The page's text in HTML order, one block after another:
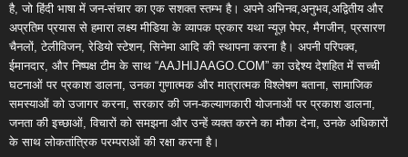
है, जो हिंदी भाषा में जन-संचार का एक सशक्त स्तम्भ है। अपने अभिनव,अनुभव,अद्वितीय और
अप्रतिम प्रयास से हमारा लक्ष्य मीडिया के व्यापक प्रकार यथा न्यूज़ पेपर, मैगजीन, प्रसारण
चैनलों, टेलीविजन, रेडियो स्टेशन, सिनेमा आदि की स्थापना करना है। अपनी परिपक्व,
ईमानदार, और निष्पक्ष टीम के साथ “AAJHIJAAGO.COM” का उद्देश्य देशहित में सच्ची
घटनाओं पर प्रकाश डालना, उनका गुणात्मक और मात्रात्मक विश्लेषण बताना, सामाजिक
समस्याओं को उजागर करना, सरकार की जन-कल्याणकारी योजनाओं पर प्रकाश डालना,
जनता की इच्छाओं, विचारों को समझना और उन्हें व्यक्त करने का मौका देना, उनके अधिकारों
के साथ लोकतांत्रिक परम्पराओं की रक्षा करना है।